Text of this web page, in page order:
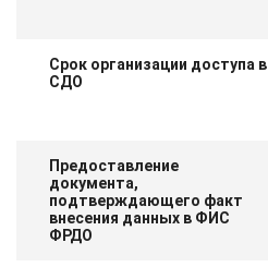
Срок организации доступа в
СДО
Предоставление
документа,
подтверждающего факт
внесения данных в ФИС
ФРДО